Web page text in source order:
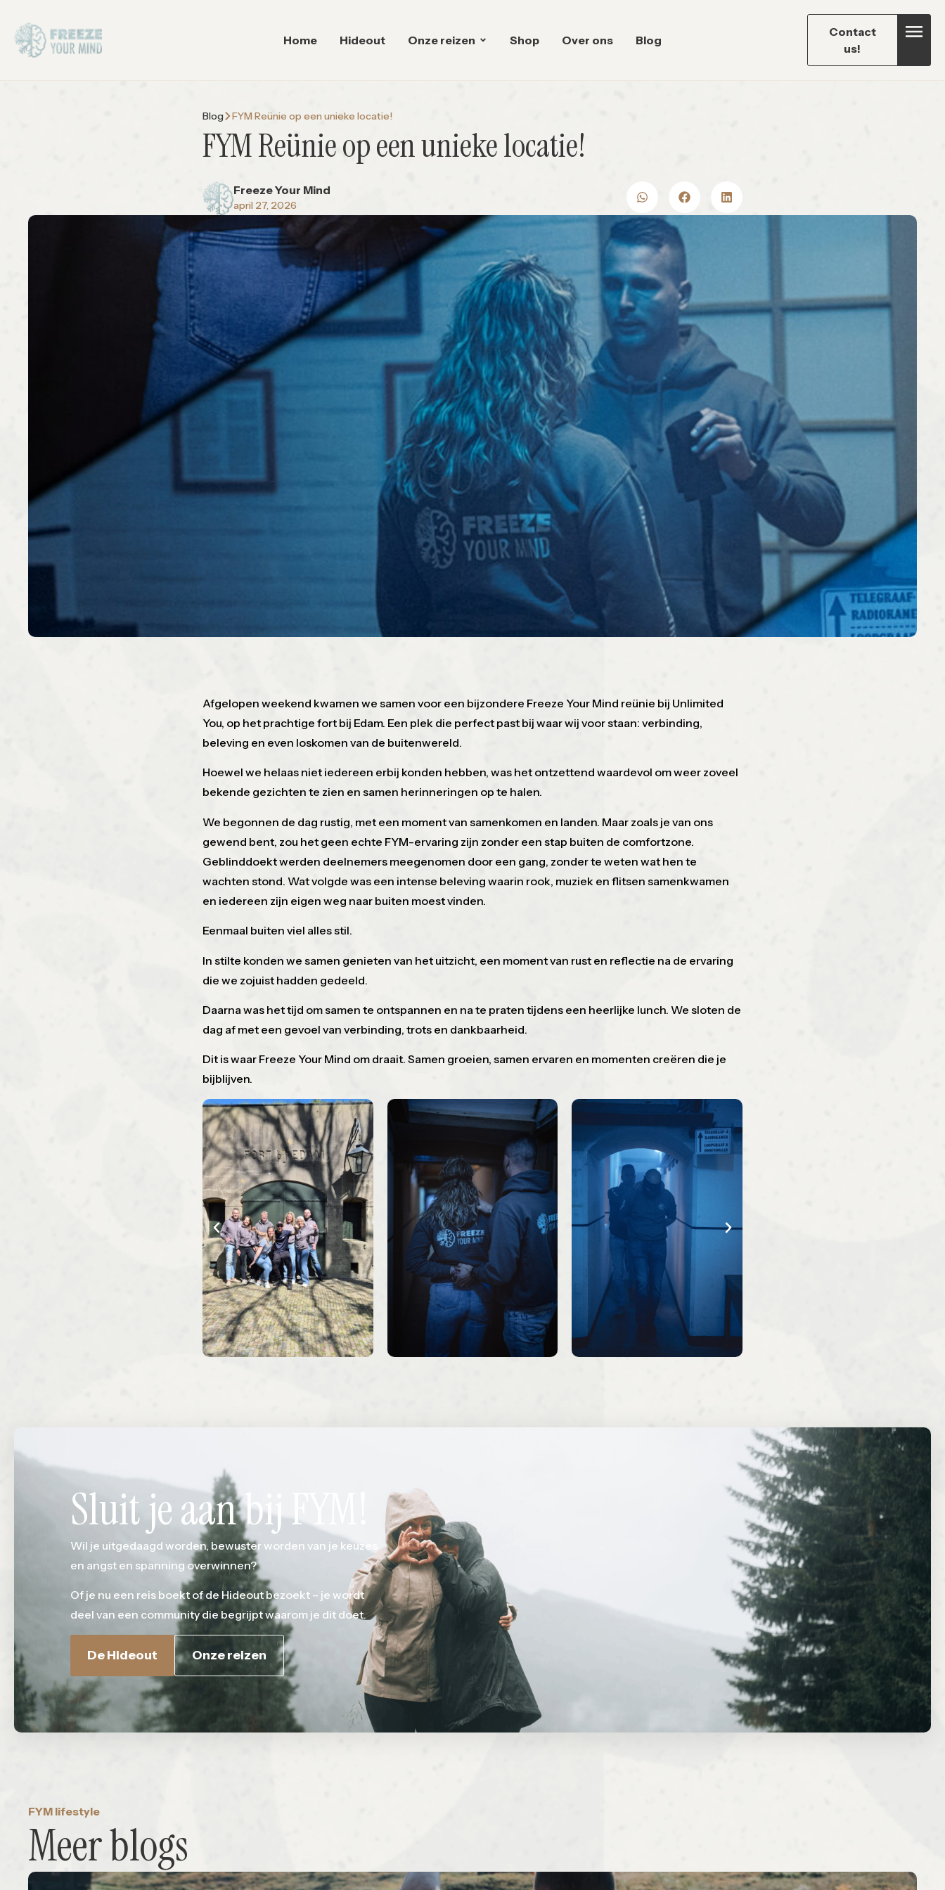
Home Hideout Onze reizen Shop Over ons Blog
Contact
us!
Blog FYM Reünie op een unieke locatie!
FYM Reünie op een unieke locatie!
Freeze Your Mind
april 27, 2026
Afgelopen weekend kwamen we samen voor een bijzondere Freeze Your Mind reünie bij Unlimited
You, op het prachtige fort bij Edam. Een plek die perfect past bij waar wij voor staan: verbinding,
beleving en even loskomen van de buitenwereld.
Hoewel we helaas niet iedereen erbij konden hebben, was het ontzettend waardevol om weer zoveel
bekende gezichten te zien en samen herinneringen op te halen.
We begonnen de dag rustig, met een moment van samenkomen en landen. Maar zoals je van ons
gewend bent, zou het geen echte FYM-ervaring zijn zonder een stap buiten de comfortzone.
Geblinddoekt werden deelnemers meegenomen door een gang, zonder te weten wat hen te
wachten stond. Wat volgde was een intense beleving waarin rook, muziek en flitsen samenkwamen
en iedereen zijn eigen weg naar buiten moest vinden.
Eenmaal buiten viel alles stil.
In stilte konden we samen genieten van het uitzicht, een moment van rust en reflectie na de ervaring
die we zojuist hadden gedeeld.
Daarna was het tijd om samen te ontspannen en na te praten tijdens een heerlijke lunch. We sloten de
dag af met een gevoel van verbinding, trots en dankbaarheid.
Dit is waar Freeze Your Mind om draait. Samen groeien, samen ervaren en momenten creëren die je
bijblijven.
Sluit je aan bij FYM!
Wil je uitgedaagd worden, bewuster worden van je keuzes
en angst en spanning overwinnen?
Of je nu een reis boekt of de Hideout bezoekt – je wordt
deel van een community die begrijpt waarom je dit doet.
De Hideout Onze reizen
FYM lifestyle
Meer blogs